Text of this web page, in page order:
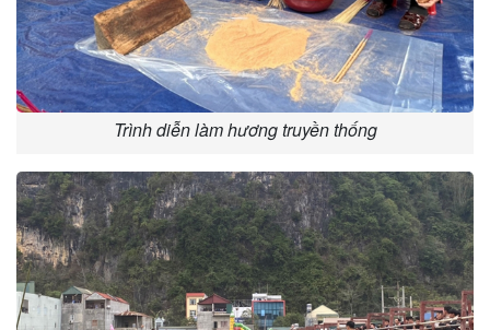
Trình diễn làm hương truyền thống